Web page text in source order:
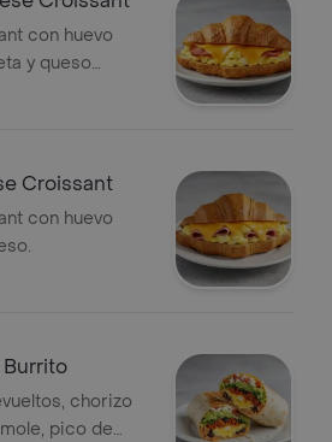
con huevo
y queso
Croissant
con huevo
Burrito
chorizo
pico de